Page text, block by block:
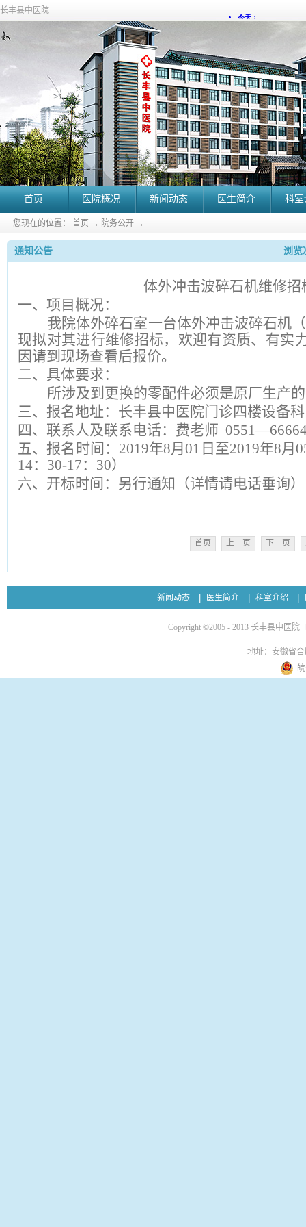
长丰县中医院
首页 医院概况 新闻动态 医生简介 科
您现在的位置： 首页 → 院务公开 →
通知公告 浏览
体外冲击波碎石机维修招
一、项目概况：
我院体外碎石室一台体外冲击波碎石机
现拟对其进行维修招标，欢迎有资质、有实
因请到现场查看后报价。
二、具体要求：
所涉及到更换的零配件必须是原厂生产
三、报名地址：长丰县中医院门诊四楼设备科
四、联系人及联系电话：费老师
五、报名时间： 2019年8月01 日至2019年8月
14：30-17：30）
六、开标时间：另行通知（详情请电话垂询）
首页 上一页 下一页
新闻动态 医生简介 科室介绍
Copyright ©2005 - 2013 长丰县中医院
地址：安徽省